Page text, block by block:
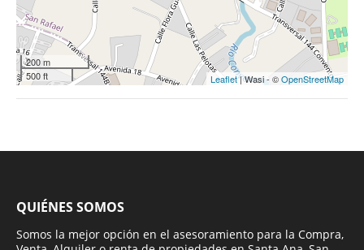
200 m
500 ft
Leaflet| Wasi - ©OpenStreetMap
QUIÉNES SOMOS
Somos la mejor opción en el asesoramiento para la Compra,